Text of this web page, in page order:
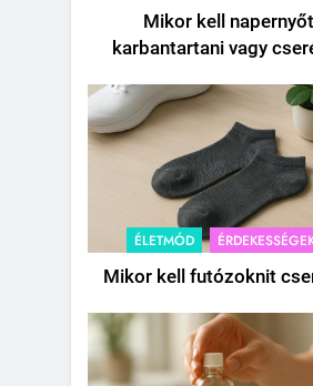
Mikor kell napernyőt
karbantartani vagy
ÉLETMÓD
Mikor kell futózoknit